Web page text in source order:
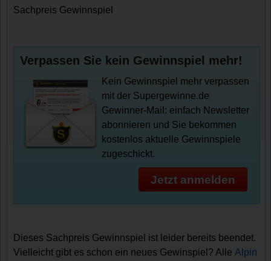
Sachpreis Gewinnspiel
Verpassen Sie kein Gewinnspiel mehr!
Kein Gewinnspiel mehr verpassen
mit der Supergewinne.de
Gewinner-Mail: einfach Newsletter
abonnieren und Sie bekommen
kostenlos aktuelle Gewinnspiele
zugeschickt.
Jetzt anmelden
Dieses Sachpreis Gewinnspiel ist leider bereits beendet.
Vielleicht gibt es schon ein neues Gewinspiel? Alle Alpin